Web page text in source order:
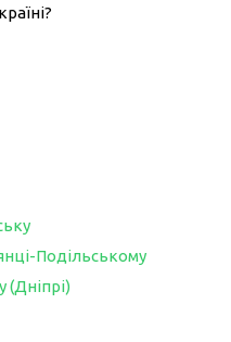
Подільському
(Дніпрі)